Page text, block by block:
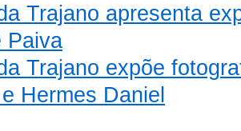
Trajano apresenta
Paiva
Trajano expõe
Hermes Daniel